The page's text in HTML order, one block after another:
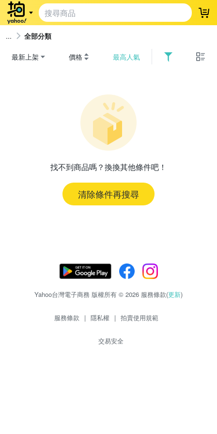
登
全部分類
最新上架 價格 最高人氣
找不到商品嗎？換換其他條件吧！
清除條件再搜尋
Yahoo台灣電子商務 版權所有 © 2026 服務條款(更新)
服務條款 | 隱私權 | 拍賣使用規範
交易安全